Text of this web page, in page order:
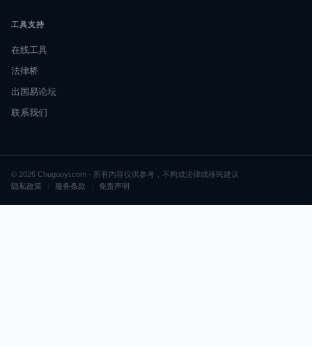
工具支持
在线工具
法律桥
出国易论坛
联系我们
© 2026 Chuguoyi.com · 所有内容仅供参考，不构成法律或移民建议
隐私政策
服务条款 免责声明